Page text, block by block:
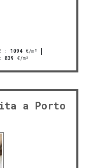
: 1094 €/m²
839 €/m²
a Porto